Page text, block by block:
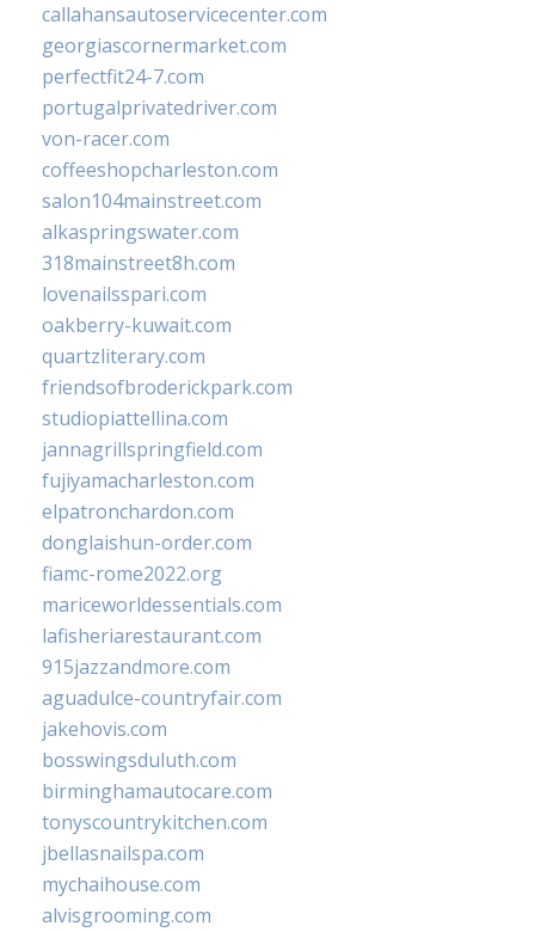
callahansautoservicecenter.com
georgiascornermarket.com
perfectfit24-7.com
portugalprivatedriver.com
von-racer.com
coffeeshopcharleston.com
salon104mainstreet.com
alkaspringswater.com
318mainstreet8h.com
lovenailsspari.com
oakberry-kuwait.com
quartzliterary.com
friendsofbroderickpark.com
studiopiattellina.com
jannagrillspringfield.com
fujiyamacharleston.com
elpatronchardon.com
donglaishun-order.com
fiamc-rome2022.org
mariceworldessentials.com
lafisheriarestaurant.com
915jazzandmore.com
aguadulce-countryfair.com
jakehovis.com
bosswingsduluth.com
birminghamautocare.com
tonyscountrykitchen.com
jbellasnailspa.com
mychaihouse.com
alvisgrooming.com